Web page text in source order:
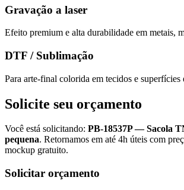
Gravação a laser
Efeito premium e alta durabilidade em metais,
DTF / Sublimação
Para arte-final colorida em tecidos e superfícies
Solicite seu orçamento
Você está solicitando: PB-18537P—Sacola
pequena. Retornamos em até 4h úteis com
mockup gratuito.
Solicitar orçamento